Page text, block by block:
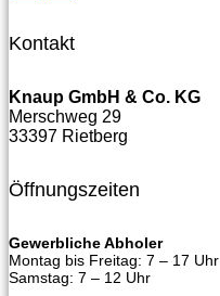
Kontakt
Knaup GmbH & Co. KG
Merschweg 29
33397 Rietberg
Öffnungszeiten
Gewerbliche Abholer
Montag bis Freitag: 7 – 17 Uhr
Samstag: 7 – 12 Uhr